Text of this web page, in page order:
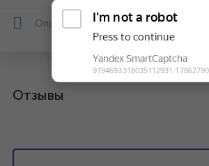
Определяем...
Отзывы